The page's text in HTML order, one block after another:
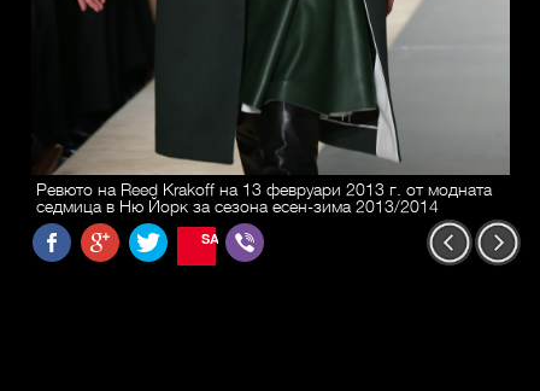
Ревюто на Reed Krakoff на 13 февруари 2013 г. от модната
седмица в Ню Йорк за сезона есен-зима 2013/2014
SAVE